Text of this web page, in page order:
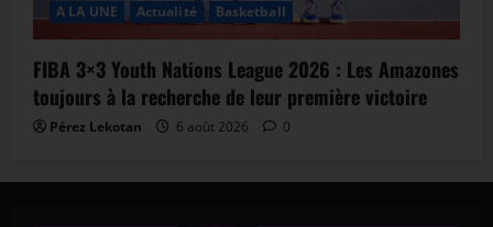
A LA UNE Actualité Basketball
FIBA 3×3 Youth Nations League 2026 : Les Amazones
toujours à la recherche de leur première victoire
Pérez Lekotan 6 août 2026 0